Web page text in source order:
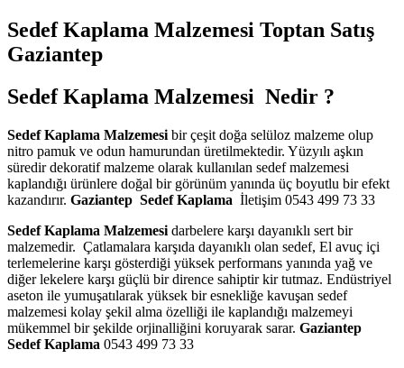
Sedef Kaplama Malzemesi Toptan Satış
Gaziantep
Sedef Kaplama Malzemesi Nedir ?
Sedef Kaplama Malzemesi bir çeşit doğa selüloz malzeme olup
nitro pamuk ve odun hamurundan üretilmektedir. Yüzyılı aşkın
süredir dekoratif malzeme olarak kullanılan sedef malzemesi
kaplandığı ürünlere doğal bir görünüm yanında üç boyutlu bir efekt
kazandırır. Gaziantep Sedef Kaplama İletişim 0543 499 73 33
Sedef Kaplama Malzemesi darbelere karşı dayanıklı sert bir
malzemedir. Çatlamalara karşıda dayanıklı olan sedef, El avuç içi
terlemelerine karşı gösterdiği yüksek performans yanında yağ ve
diğer lekelere karşı güçlü bir dirence sahiptir kir tutmaz. Endüstriyel
aseton ile yumuşatılarak yüksek bir esnekliğe kavuşan sedef
malzemesi kolay şekil alma özelliği ile kaplandığı malzemeyi
mükemmel bir şekilde orjinalliğini koruyarak sarar. Gaziantep
Sedef Kaplama 0543 499 73 33